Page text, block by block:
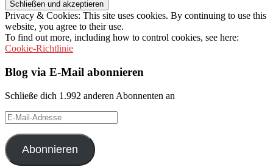
Privacy & Cookies: This site uses cookies. By continuing to use this
website, you agree to their use.
To find out more, including how to control cookies, see here:
Cookie-Richtlinie
Blog via E-Mail abonnieren
Schließe dich 1.992 anderen Abonnenten an
E-
Mail-
Adresse
Abonnieren